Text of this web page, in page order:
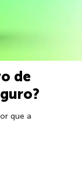
de
que a